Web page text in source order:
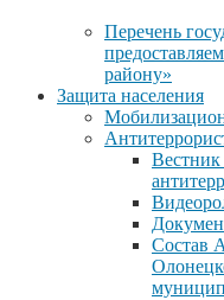
Перечень
району»
Защита населения
Вестник
Состав